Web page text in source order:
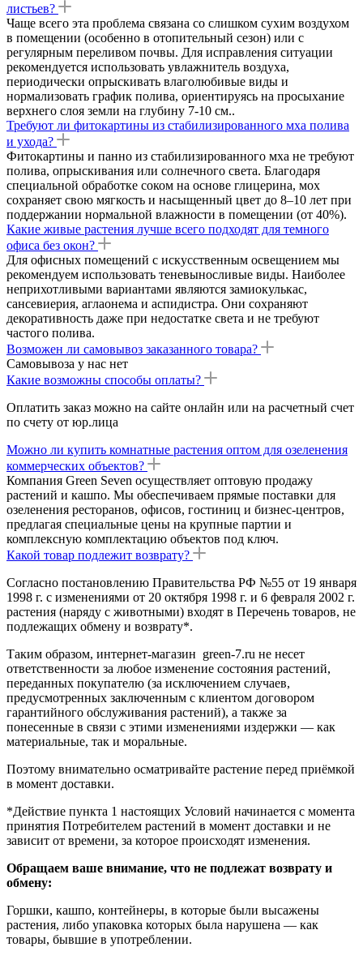
листьев?
Чаще всего эта проблема связана со слишком сухим воздухом
в помещении (особенно в отопительный сезон) или с
регулярным переливом почвы. Для исправления ситуации
рекомендуется использовать увлажнитель воздуха,
периодически опрыскивать влаголюбивые виды и
нормализовать график полива, ориентируясь на просыхание
верхнего слоя земли на глубину 7-10 см..
Требуют ли фитокартины из стабилизированного мха полива
и ухода?
Фитокартины и панно из стабилизированного мха не требуют
полива, опрыскивания или солнечного света. Благодаря
специальной обработке соком на основе глицерина, мох
сохраняет свою мягкость и насыщенный цвет до 8–10 лет при
поддержании нормальной влажности в помещении (от 40%).
Какие живые растения лучше всего подходят для темного
офиса без окон?
Для офисных помещений с искусственным освещением мы
рекомендуем использовать теневыносливые виды. Наиболее
неприхотливыми вариантами являются замиокулькас,
сансевиерия, аглаонема и аспидистра. Они сохраняют
декоративность даже при недостатке света и не требуют
частого полива.
Возможен ли самовывоз заказанного товара?
Самовывоза у нас нет
Какие возможны способы оплаты?
Оплатить заказ можно на сайте онлайн или на расчетный счет
по счету от юр.лица
Можно ли купить комнатные растения оптом для озеленения
коммерческих объектов?
Компания Green Seven осуществляет оптовую продажу
растений и кашпо. Мы обеспечиваем прямые поставки для
озеленения ресторанов, офисов, гостиниц и бизнес-центров,
предлагая специальные цены на крупные партии и
комплексную комплектацию объектов под ключ.
Какой товар подлежит возврату?
Согласно постановлению Правительства РФ №55 от 19 января
1998 г. с изменениями от 20 октября 1998 г. и 6 февраля 2002 г.
растения (наряду с животными) входят в Перечень товаров, не
подлежащих обмену и возврату*.
Таким образом, интернет-магазин green-7.ru не несет
ответственности за любое изменение состояния растений,
переданных покупателю (за исключением случаев,
предусмотренных заключенным с клиентом договором
гарантийного обслуживания растений), а также за
понесенные в связи с этими изменениями издержки — как
материальные, так и моральные.
Поэтому внимательно осматривайте растение перед приёмкой
в момент доставки.
*Действие пункта 1 настоящих Условий начинается с момента
принятия Потребителем растений в момент доставки и не
зависит от времени, за которое происходят изменения.
Обращаем ваше внимание, что не подлежат возврату и
обмену:
Горшки, кашпо, контейнеры, в которые были высажены
растения, либо упаковка которых была нарушена — как
товары, бывшие в употреблении.